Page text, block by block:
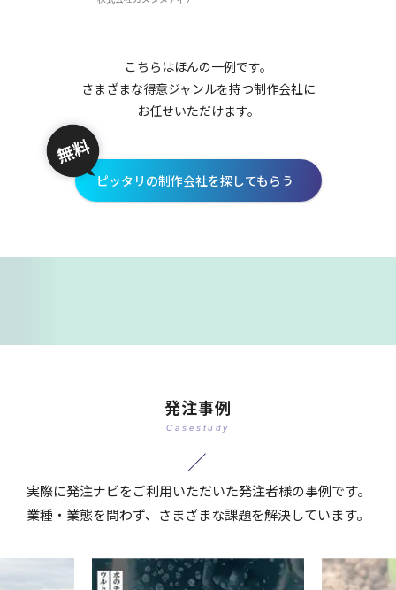
こちらはほんの一例です。
さまざまな得意ジャンルを持つ制作会社に
お任せいただけます。
ピッタリの制作会社を探してもらう
発注事例
Casestudy
実際に発注ナビをご利用いただいた発注者様の事例です。
業種・業態を問わず、さまざまな課題を解決しています。